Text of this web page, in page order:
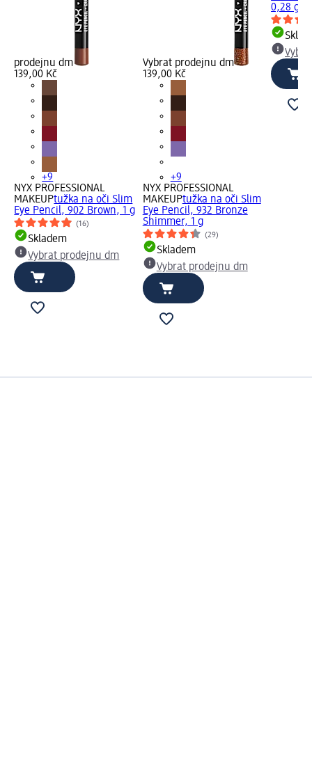
prodejnu dm
139,00 Kč
+9
NYX PROFESSIONAL
MAKEUPtužka na oči Slim
Eye Pencil, 902 Brown, 1 g
(16)
Skladem
Vybrat prodejnu dm
Vybrat prodejnu dm
139,00 Kč
+9
NYX PROFESSIONAL
MAKEUPtužka na oči Slim
Eye Pencil, 932 Bronze
Shimmer, 1 g
(29)
Skladem
Vybrat prodejnu dm
0,28 g